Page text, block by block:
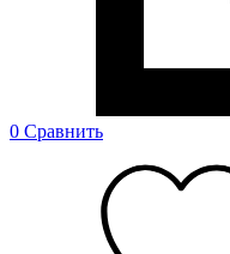
0 Сравнить